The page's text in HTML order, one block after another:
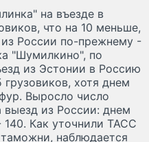
на въезде в
что на 10 меньше,
России по-прежнему -
"Шумилкино", по
из Эстонии в Россию
хотя днем
Выросло число
выезд из России: днем
140. Как уточнили ТАСС
наблюдается